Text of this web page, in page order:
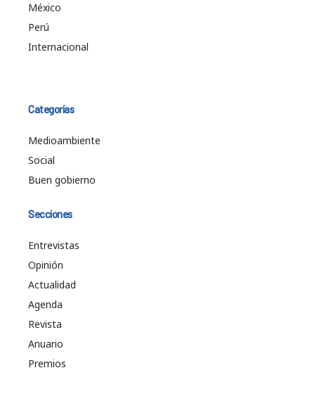
México
Perú
Internacional
Categorías
Medioambiente
Social
Buen gobierno
Secciones
Entrevistas
Opinión
Actualidad
Agenda
Revista
Anuario
Premios